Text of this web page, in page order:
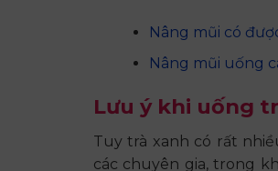
Nâng mũi có
Nâng mũi uống
Lưu ý khi uống
Tuy trà xanh có rất
các chuyên gia, trong